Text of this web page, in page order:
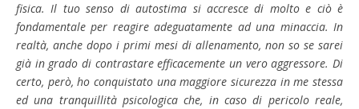
fisica. Il tuo senso di autostima si accresce di molto e ciò è
fondamentale per reagire adeguatamente ad una minaccia. In
realtà, anche dopo i primi mesi di allenamento, non so se sarei
già in grado di contrastare efficacemente un vero aggressore. Di
certo, però, ho conquistato una maggiore sicurezza in me stessa
ed una tranquillità psicologica che, in caso di pericolo reale,